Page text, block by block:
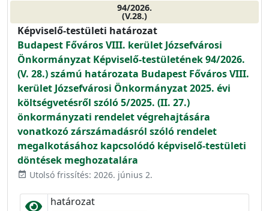
94/2026.
(V.28.)
Képviselő-testületi határozat
Budapest Főváros VIII. kerület Józsefvárosi
Önkormányzat Képviselő-testületének 94/2026.
(V. 28.) számú határozata Budapest Főváros VIII.
kerület Józsefvárosi Önkormányzat 2025. évi
költségvetésről szóló 5/2025. (II. 27.)
önkormányzati rendelet végrehajtására
vonatkozó zárszámadásról szóló rendelet
megalkotásához kapcsolódó képviselő-testületi
döntések meghozatalára
event_available Utolsó frissítés: 2026. június 2.
határozat